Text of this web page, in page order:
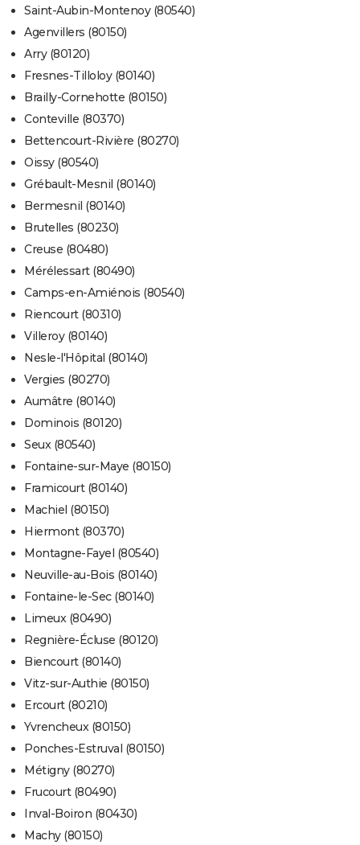
Saint-Aubin-Montenoy (80540)
Agenvillers (80150)
Arry (80120)
Fresnes-Tilloloy (80140)
Brailly-Cornehotte (80150)
Conteville (80370)
Bettencourt-Rivière (80270)
Oissy (80540)
Grébault-Mesnil (80140)
Bermesnil (80140)
Brutelles (80230)
Creuse (80480)
Mérélessart (80490)
Camps-en-Amiénois (80540)
Riencourt (80310)
Villeroy (80140)
Nesle-l'Hôpital (80140)
Vergies (80270)
Aumâtre (80140)
Dominois (80120)
Seux (80540)
Fontaine-sur-Maye (80150)
Framicourt (80140)
Machiel (80150)
Hiermont (80370)
Montagne-Fayel (80540)
Neuville-au-Bois (80140)
Fontaine-le-Sec (80140)
Limeux (80490)
Regnière-Écluse (80120)
Biencourt (80140)
Vitz-sur-Authie (80150)
Ercourt (80210)
Yvrencheux (80150)
Ponches-Estruval (80150)
Métigny (80270)
Frucourt (80490)
Inval-Boiron (80430)
Machy (80150)